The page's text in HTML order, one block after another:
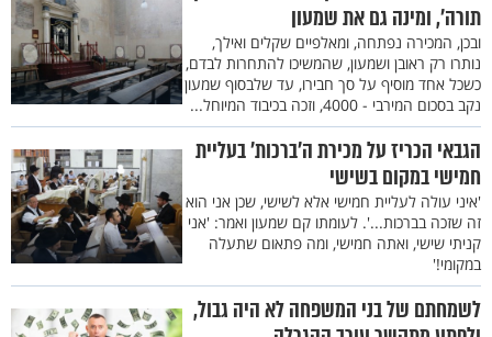
תורה’, ומינה גם את שמעון
ובכן, המכירה נפתחה, ומאלפיים שקלים ואילך,
נותרו רק ראובן ושמעון, שהמשיכו להתחרות לבדם,
כשכל אחד מוסיף על סך חבירו, עד שלבסוף שמעון
נקב בסכום המירבי - 4000, וזכה בכיבוד המיוחל...
הגבאי הכריז על מכירת ה’ברכות’ בעליית
חמישי במקום בשישי
'איני עולה לעליית חמישי אלא לשישי, שכן אני הוא
זה שזכה בברכות...'. לעומתו קם שמעון ואמר: 'אני
קניתי שישי, ואתה חמישי, ומה פתאום שתעלה
במקומי!'
לשמחתם של בני המשפחה לא היה גבול,